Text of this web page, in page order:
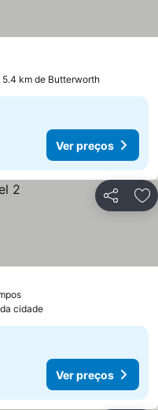
km de Butterworth
Ver preços
Partilhar
cidade
Ver preços